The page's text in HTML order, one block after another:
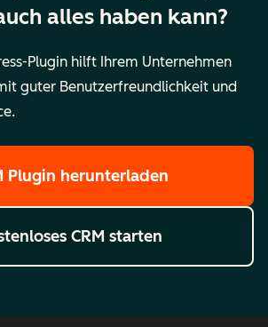
alles haben kann?
Plugin hilft Ihrem Unternehmen
guter Benutzerfreundlichkeit und
Plugin herunterladen
CRM starten